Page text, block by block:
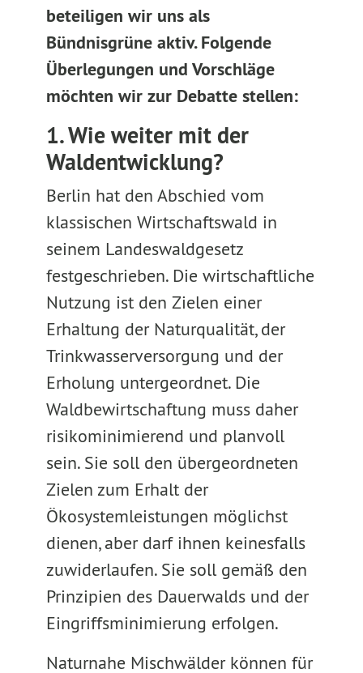
beteiligen wir uns als
Bündnisgrüne aktiv. Folgende
Überlegungen und Vorschläge
möchten wir zur Debatte stellen:
1. Wie weiter mit der
Waldentwicklung?
Berlin hat den Abschied vom
klassischen Wirtschaftswald in
seinem Landeswaldgesetz
festgeschrieben. Die wirtschaftliche
Nutzung ist den Zielen einer
Erhaltung der Naturqualität, der
Trinkwasserversorgung und der
Erholung untergeordnet. Die
Waldbewirtschaftung muss daher
risikominimierend und planvoll
sein. Sie soll den übergeordneten
Zielen zum Erhalt der
Ökosystemleistungen möglichst
dienen, aber darf ihnen keinesfalls
zuwiderlaufen. Sie soll gemäß den
Prinzipien des Dauerwalds und der
Eingriffsminimierung erfolgen.
Naturnahe Mischwälder können für